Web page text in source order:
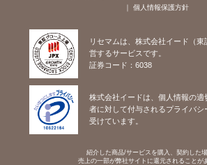
個人情報保護方針
リセマムは、株式会社イード（
営するサービスです。
証券コード：6038
株式会社イードは、個人情報の適
者に対して付与されるプライバシ
受けています。
紹介した商品/サービスを購入、契約した場
売上の一部が弊社サイトに還元されることが